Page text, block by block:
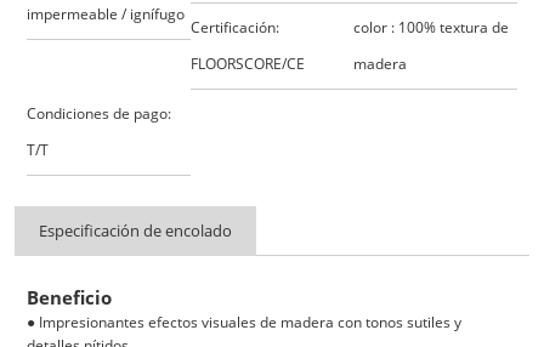
impermeable / ignífugo
Certificación:
FLOORSCORE/CE
color : 100% textura de
madera
Condiciones de pago:
T/T
Especificación de encolado
Beneficio
● Impresionantes efectos visuales de madera con tonos sutiles y